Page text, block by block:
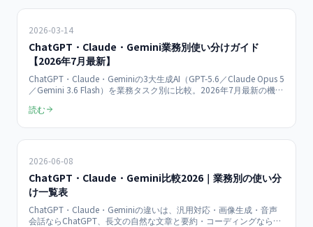
2026-03-14
ChatGPT・Claude・Gemini業務別使い分けガイド
【2026年7月最新】
ChatGPT・Claude・Geminiの3大生成AI（GPT-5.6／Claude Opus 5
／Gemini 3.6 Flash）を業務タスク別に比較。2026年7月最新の機能
要約・企画書・データ分析・コーディングまで実務に即した使い分
読む
2026-06-08
ChatGPT・Claude・Gemini比較2026｜業務別の使い分
け一覧表
ChatGPT・Claude・Geminiの違いは、汎用対応・画像生成・音声
会話ならChatGPT、長文の自然な文章と要約・コーディングなら